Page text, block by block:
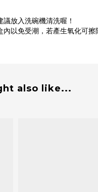
放入洗碗機清洗喔！
以免受潮，若產生氧化可擦
also like...